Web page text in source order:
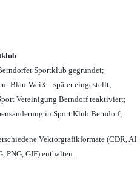
Sportklub gegründet;
Blau-Weiß – später eingestellt;
Vereinigung Berndorf reaktiviert;
in Sport Klub Berndorf;
Vektorgrafikformate (CDR, AI
PNG, GIF) enthalten.